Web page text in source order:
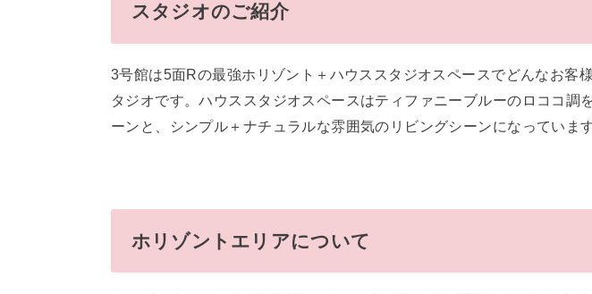
スタジオのご紹介
3号館は5面Rの最強ホリゾント＋ハウススタジオスペースでどんなお客
タジオです。ハウススタジオスペースはティファニーブルーのロココ調
ーンと、シンプル＋ナチュラルな雰囲気のリビングシーンになっています
ホリゾントエリアについて